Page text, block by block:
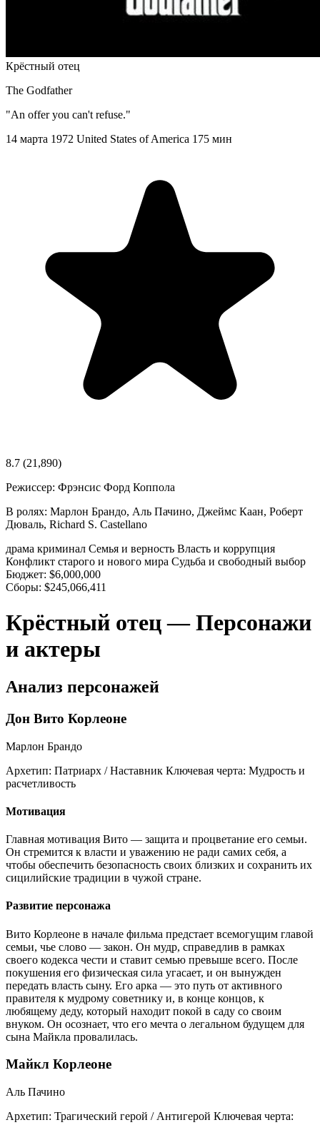
Крёстный отец
The Godfather
"An offer you can't refuse."
14 марта 1972 United States of America 175 мин
8.7 (21,890)
Режиссер: Фрэнсис Форд Коппола
В ролях: Марлон Брандо, Аль Пачино, Джеймс Каан, Роберт
Дюваль, Richard S. Castellano
драма криминал Семья и верность Власть и коррупция
Конфликт старого и нового мира Судьба и свободный выбор
Бюджет: $6,000,000
Сборы: $245,066,411
Крёстный отец — Персонажи
и актеры
Анализ персонажей
Дон Вито Корлеоне
Марлон Брандо
Архетип: Патриарх / Наставник Ключевая черта: Мудрость и
расчетливость
Мотивация
Главная мотивация Вито — защита и процветание его семьи.
Он стремится к власти и уважению не ради самих себя, а
чтобы обеспечить безопасность своих близких и сохранить их
сицилийские традиции в чужой стране.
Развитие персонажа
Вито Корлеоне в начале фильма предстает всемогущим главой
семьи, чье слово — закон. Он мудр, справедлив в рамках
своего кодекса чести и ставит семью превыше всего. После
покушения его физическая сила угасает, и он вынужден
передать власть сыну. Его арка — это путь от активного
правителя к мудрому советнику и, в конце концов, к
любящему деду, который находит покой в саду со своим
внуком. Он осознает, что его мечта о легальном будущем для
сына Майкла провалилась.
Майкл Корлеоне
Аль Пачино
Архетип: Трагический герой / Антигерой Ключевая черта: